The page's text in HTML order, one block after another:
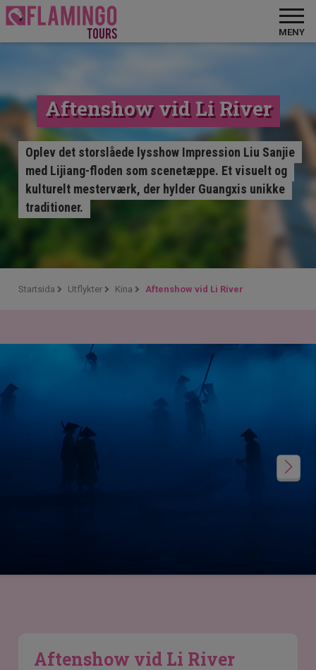
MENY
Aftenshow vid Li River
Oplev det storslåede lysshow Impression Liu Sanjie
med Lijiang-floden som scenetæppe. Et visuelt og
kulturelt mesterværk, der hylder Guangxis unikke
traditioner.
Startsida Utflykter Kina Aftenshow vid Li River
Aftenshow vid Li River